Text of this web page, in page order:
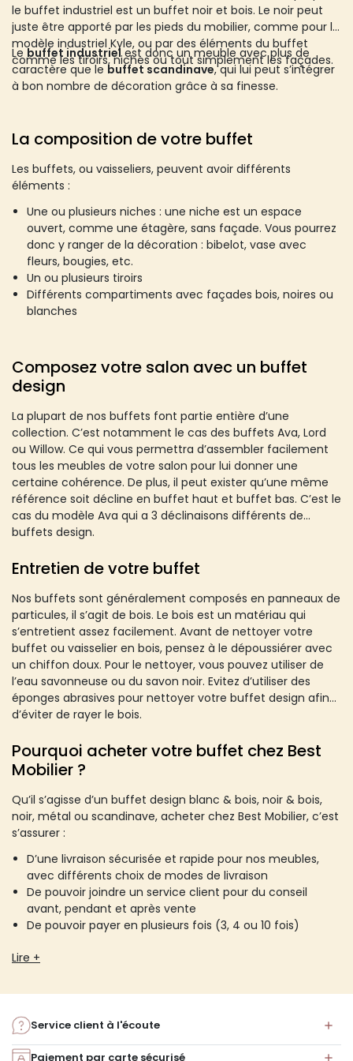
le buffet industriel est un buffet noir et bois. Le noir peut
juste être apporté par les pieds du mobilier, comme pour le
modèle industriel Kyle, ou par des éléments du buffet
comme les tiroirs, niches ou tout simplement les façades.
Lebuffet industrielest donc un meuble avec plus de
caractère que lebuffet scandinave, qui lui peut s’intégrer
à bon nombre de décoration grâce à sa finesse.
La composition de votre buffet
Les buffets, ou vaisseliers, peuvent avoir différents
éléments :
Une ou plusieurs niches : une niche est un espace
ouvert, comme une étagère, sans façade. Vous pourrez
donc y ranger de la décoration : bibelot, vase avec
fleurs, bougies, etc.
Un ou plusieurs tiroirs
Différents compartiments avec façades bois, noires ou
blanches
Composez votre salon avec un buffet
design
La plupart de nos buffets font partie entière d’une
collection. C’est notamment le cas des buffets Ava, Lord
ou Willow. Ce qui vous permettra d’assembler facilement
tous les meubles de votre salon pour lui donner une
certaine cohérence. De plus, il peut exister qu’une même
référence soit décline en buffet haut et buffet bas. C’est le
cas du modèle Ava qui a 3 déclinaisons différents de
buffets design.
Entretien de votre buffet
Nos buffets sont généralement composés en panneaux de
particules, il s’agit de bois. Le bois est un matériau qui
s’entretient assez facilement. Avant de nettoyer votre
buffet ou vaisselier en bois, pensez à le dépoussiérer avec
un chiffon doux. Pour le nettoyer, vous pouvez utiliser de
l’eau savonneuse ou du savon noir. Evitez d’utiliser des
éponges abrasives pour nettoyer votre buffet design afin
d’éviter de rayer le bois.
Pourquoi acheter votre buffet chez Best
Mobilier ?
Qu’il s’agisse d’un buffet design blanc & bois, noir & bois,
noir, métal ou scandinave, acheter chez Best Mobilier, c’est
s’assurer :
D’une livraison sécurisée et rapide pour nos meubles,
avec différents choix de modes de livraison
De pouvoir joindre un service client pour du conseil
avant, pendant et après vente
De pouvoir payer en plusieurs fois (3, 4 ou 10 fois)
Lire +
Service client à l'écoute
Paiement par carte sécurisé